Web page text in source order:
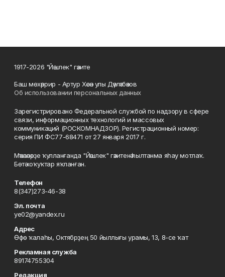
1917-2026 "Йәшлек" гәзите
Баш мөхәррир - Артур Хәсән улы Дәүләтбәков
Об использовании персональных данных
Зарегистрировано Федеральной службой по надзору в сфере
связи, информационных технологий и массовых
коммуникаций (РОСКОМНАДЗОР). Регистрационный номер:
серия ПИ ФС77-68471 от 27 января 2017 г.
Мәҡәләләрҙе ҡулланғанда "Йәшлек" гәзитенә һылтанма яһау мотлаҡ.
Бөтә хоҡуҡтар яҡланған.
Телефон
8(347)273-46-38
Эл. почта
ye02@yandex.ru
Адрес
Өфө ҡалаһы, Октябрҙең 50 йыллығы урамы, 13, 8-се ҡат
Рекламная служба
89174755304
Редакция